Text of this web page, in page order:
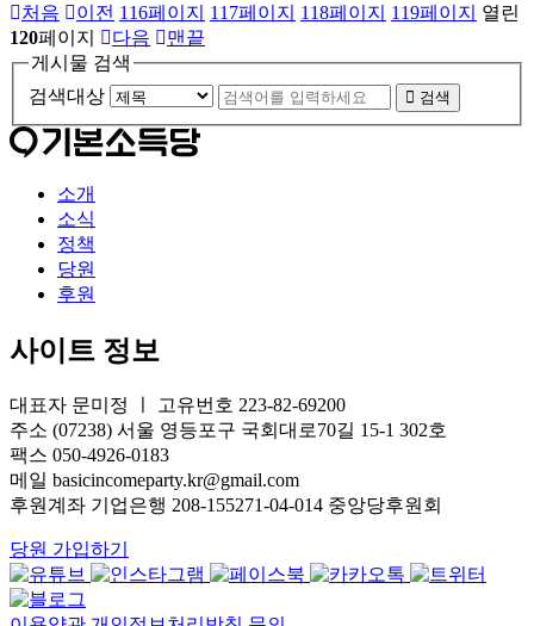
처음 이전 116페이지 117페이지 118페이지 119페이지
열린
120페이지 다음
맨끝
게시물 검색
검색대상
검색
소개
소식
정책
당원
후원
사이트 정보
대표자 문미정 ㅣ 고유번호 223-82-69200
주소 (07238) 서울 영등포구 국회대로70길 15-1 302호
팩스 050-4926-0183
메일 basicincomeparty.kr@gmail.com
후원계좌 기업은행 208-155271-04-014 중앙당후원회
당원 가입하기